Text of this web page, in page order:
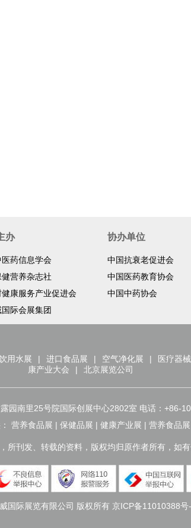
办
药信息学会
营养杂志社
康服务产业促进会
际会展集团
协办单位
中国抗衰老促进会
中国医药教育协会
中国中药协会
用水展 | 进口食品展 | 空气净化展 | 医疗器
康产业大会
| 北京展览公司
园南里25号院国际创展中心2802室 电话：+86-
营养食品展 | 保健品展 | 健康产业展 | 营养食品
所刊发、转载的资料，版权均归原作者所有，如
国际展览有限公司 版权所有 京ICP备11010388号